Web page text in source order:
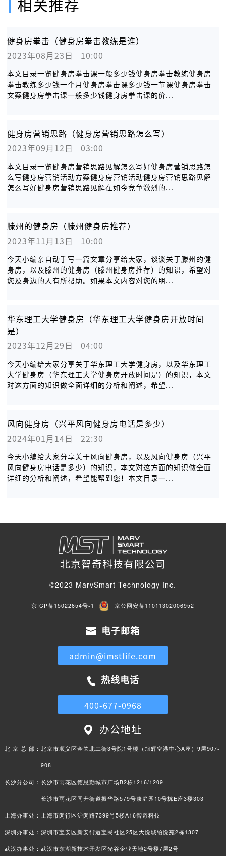
相关推荐
健身房拳击（健身房拳击教练是谁）
2023年08月23日   10:00
本文目录一览健身房拳击课一般多少钱健身房拳击教练健身房
拳击教练多少钱一个月健身房拳击课多少钱一节课健身房拳击
文案健身房拳击课一般多少钱健身房拳击课的价...
健身房营销思路（健身房营销思路怎么写）
2023年09月12日   03:00
本文目录一览健身房营销思路见解怎么写好健身房营销思路怎
么写健身房营销活动方案健身房营销活动健身房营销思路见解
怎么写好健身房营销思路见解在如今竞争激烈的...
滕州的健身房（滕州健身房推荐）
2023年11月13日   10:00
今天小编亲自动手写一篇文章分享给大家，谈谈关于滕州的健
身房，以及滕州的健身房（滕州健身房推荐）的知识，希望对
您及身边的人有所帮助。如果本文内容对您的朋...
华东理工大学健身房（华东理工大学健身房开放时间
是）
2023年12月29日   04:00
今天小编给大家分享关于华东理工大学健身房，以及华东理工
大学健身房（华东理工大学健身房开放时间是）的知识，本文
对这方面的知识做全面详细的分析和阐述，希望...
风向健身房（兴平风向健身房电话是多少）
2024年01月14日   22:30
今天小编给大家分享关于风向健身房，以及风向健身房（兴平
风向健身房电话是多少）的知识，本文对这方面的知识做全面
详细的分析和阐述，希望能帮到您！本文目录一...
北京智奇科技有限公司
©2023 MarvSmart Technology Inc.
京ICP备15022654号-1 京公网安备11011302006952
电子邮箱
admin@imstlife.com
热线电话
400-677-0968
办公地址
北 京 总 部： 北京市顺义区金关北二街3号院1号楼（旭辉空港中心A座）9层907-
908
长沙分公司： 长沙市雨花区德思勤城市广场B2栋1216/1209
长沙市雨花区同升街道振华路579号康庭园10号栋E座3楼303
上海办事处： 上海市闵行区沪闵路7399号5楼A16智奇科技
深圳办事处： 深圳市宝安区新安街道宝民社区25区大悦城铂悦苑2栋1307
武汉办事处： 武汉市东湖新技术开发区光谷企业天地2号楼7层2号